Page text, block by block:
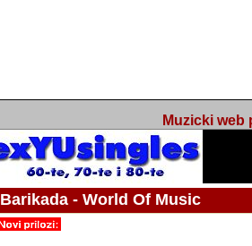
Muzicki web
Barikada - World Of Music